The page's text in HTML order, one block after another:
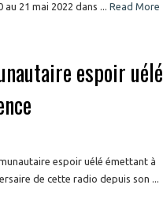
21 mai 2022 dans ... Read More
espoir uélé
espoir uélé émettant à
de cette radio depuis son ...